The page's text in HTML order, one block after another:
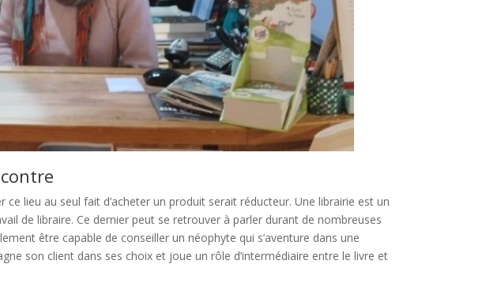
lieu au seul fait d’acheter un produit serait réducteur.Une librairie est un
de libraire. Ce dernier peut se retrouver à parler durant de nombreuses
être capable de conseiller un néophyte qui s’aventure dans une
son client dans ses choix et joue un rôle d’intermédiaire entre le livre et